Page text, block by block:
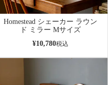
Homestead シェーカー ラウン
ド ミラー Mサイズ
¥10,780税込